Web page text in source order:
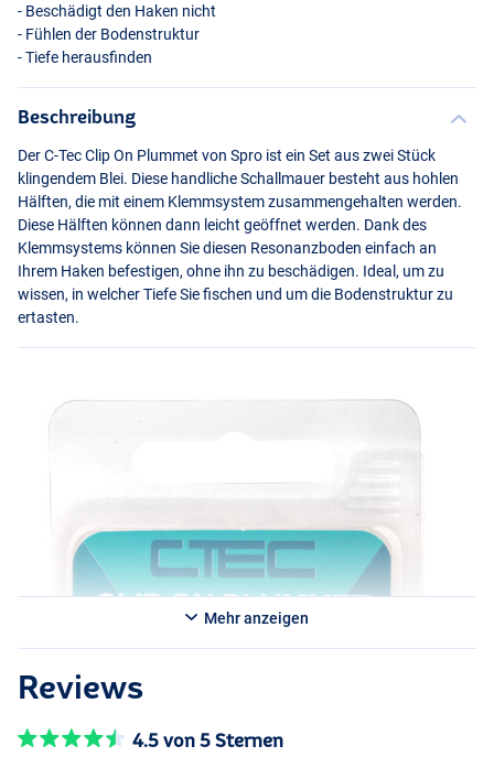
- Beschädigt den Haken nicht
- Fühlen der Bodenstruktur
- Tiefe herausfinden
Beschreibung
Der C-Tec Clip On Plummet von Spro ist ein Set aus zwei Stück
klingendem Blei. Diese handliche Schallmauer besteht aus hohlen
Hälften, die mit einem Klemmsystem zusammengehalten werden.
Diese Hälften können dann leicht geöffnet werden. Dank des
Klemmsystems können Sie diesen Resonanzboden einfach an
Ihrem Haken befestigen, ohne ihn zu beschädigen. Ideal, um zu
wissen, in welcher Tiefe Sie fischen und um die Bodenstruktur zu
ertasten.
Mehr anzeigen
Reviews
4.5 von 5 Sternen